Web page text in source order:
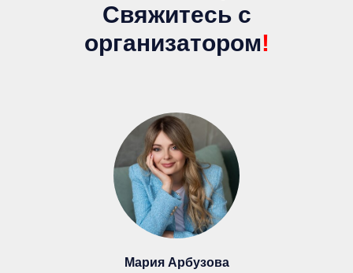
Свяжитесь с
организатором!
Мария Арбузова